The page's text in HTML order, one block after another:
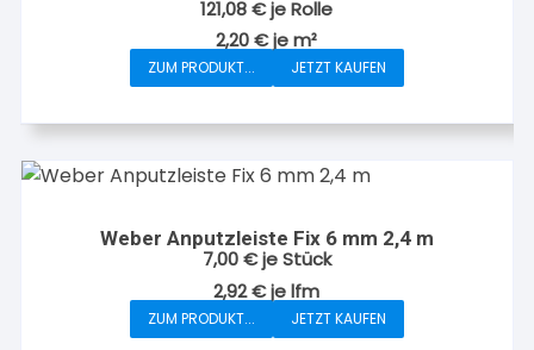
121,08€je Rolle
2,20€jem²
ZUM PRODUKT... JETZT KAUFEN
Weber Anputzleiste Fix 6 mm 2,4 m
7,00€je Stück
2,92€jelfm
ZUM PRODUKT... JETZT KAUFEN